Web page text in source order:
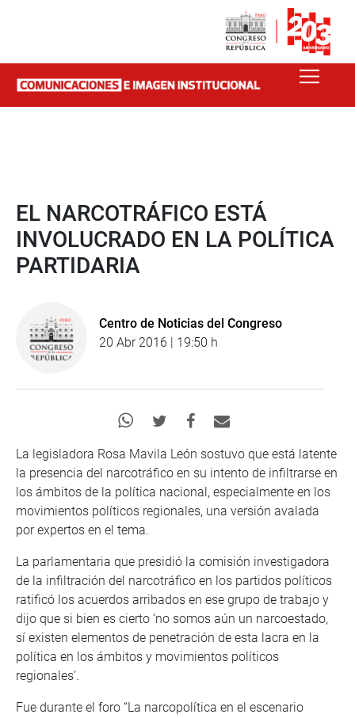
EL NARCOTRÁFICO ESTÁ
INVOLUCRADO EN LA POLÍTICA
PARTIDARIA
Centro de Noticias del Congreso
20 Abr 2016 | 19:50 h
La legisladora Rosa Mavila León sostuvo que está latente
la presencia del narcotráfico en su intento de infiltrarse en
los ámbitos de la política nacional, especialmente en los
movimientos políticos regionales, una versión avalada
por expertos en el tema.
La parlamentaria que presidió la comisión investigadora
de la infiltración del narcotráfico en los partidos políticos
ratificó los acuerdos arribados en ese grupo de trabajo y
dijo que si bien es cierto ‘no somos aún un narcoestado,
sí existen elementos de penetración de esta lacra en la
política en los ámbitos y movimientos políticos
regionales’.
Fue durante el foro “La narcopolítica en el escenario